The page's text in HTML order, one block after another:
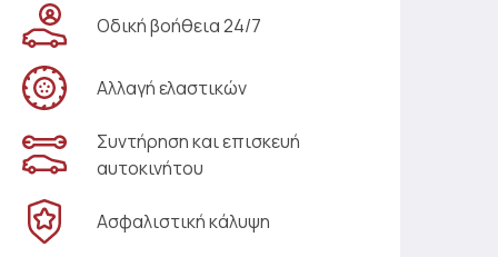
Οδική βοήθεια 24/7
Αλλαγή ελαστικών
Συντήρηση και επισκευή
αυτοκινήτου
Ασφαλιστική κάλυψη